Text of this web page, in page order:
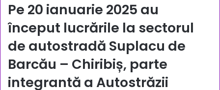
Pe 20 ianuarie 2025 au
început lucrările la sectorul
de autostradă Suplacu de
Barcău – Chiribiș, parte
integrantă a Autostrăzii